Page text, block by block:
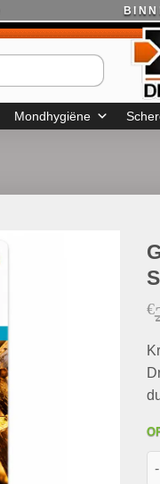
Mondhygiëne
€